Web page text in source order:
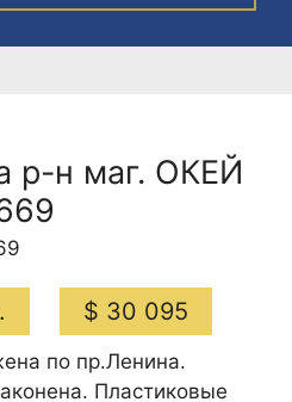
р-н маг. ОКЕЙ
$ 30 095
по пр.Ленина.
Пластиковые